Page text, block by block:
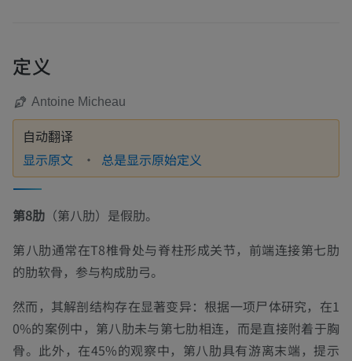
定义
Antoine Micheau
自动翻译
显示原文 总是显示原始定义
第8肋 （第八肋）是假肋。
第八肋通常在T8椎骨处与脊柱形成关节，前端连接第七肋
的肋软骨，参与构成肋弓。
然而，其解剖结构存在显著变异：根据一项尸体研究，在1
0%的案例中，第八肋未与第七肋相连，而是直接附着于胸
骨。此外，在45%的观察中，第八肋具有游离末端，提示